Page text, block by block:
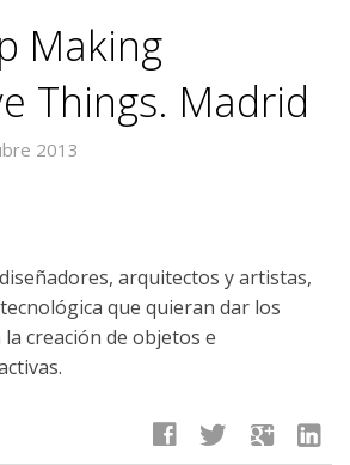
Making
Things. Madrid
2013
arquitectos y artistas,
que quieran dar los
creación de objetos e
facebook twitter google linkedin